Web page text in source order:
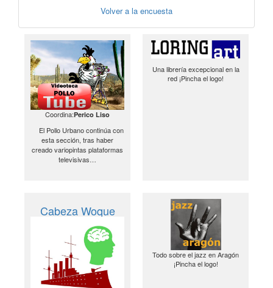
Volver a la encuesta
Coordina:Perico Liso
El Pollo Urbano continúa con
esta sección, tras haber
creado variopintas plataformas
televisivas…
Una librería excepcional en la
red ¡Pincha el logo!
Cabeza Woque
Todo sobre el jazz en Aragón
¡Pincha el logo!